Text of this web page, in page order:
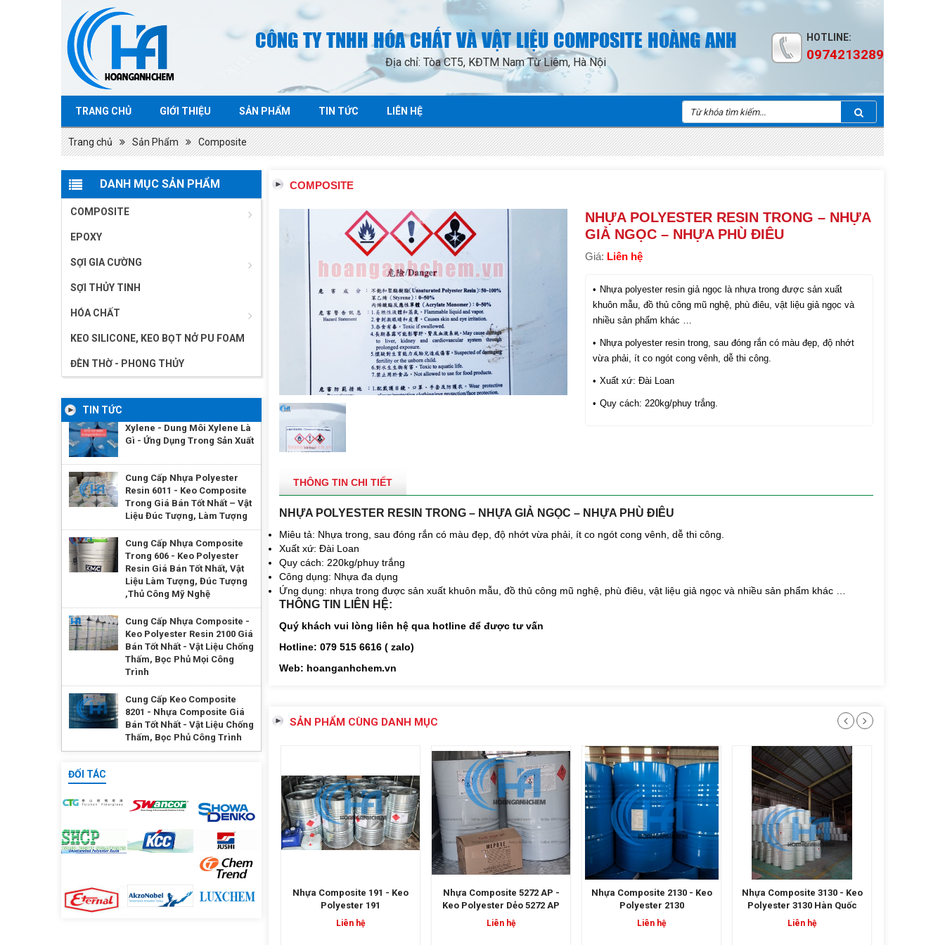
CÔNG TY TNHH HÓA CHẤT VÀ VẬT LIỆU COMPOSITE HOÀNG ANH
Địa chỉ: Tòa CT5, KĐTM Nam Từ Liêm, Hà Nội
HOTLINE:
0974213289
TRANG CHỦ GIỚI THIỆU SẢN PHẨM TIN TỨC LIÊN HỆ
Trang chủ Sản Phẩm Composite
DANH MỤC SẢN PHẨM
COMPOSITE
EPOXY
SỢI GIA CƯỜNG
SỢI THỦY TINH
HÓA CHẤT
KEO SILICONE, KEO BỌT NỞ PU FOAM
ĐÈN THỜ - PHONG THỦY
TIN TỨC
Xylene - Dung Môi Xylene Là
Gì - Ứng Dụng Trong Sản Xuất
Cung Cấp Nhựa Polyester
Resin 6011 - Keo Composite
Trong Giá Bán Tốt Nhất – Vật
Liệu Đúc Tượng, Làm Tượng
Cung Cấp Nhựa Composite
Trong 606 - Keo Polyester
Resin Giá Bán Tốt Nhất, Vật
Liệu Làm Tượng, Đúc Tượng
,Thủ Công Mỹ Nghệ
Cung Cấp Nhựa Composite -
Keo Polyester Resin 2100 Giá
Bán Tốt Nhất - Vật Liệu Chống
Thấm, Bọc Phủ Mọi Công
Trình
Cung Cấp Keo Composite
8201 - Nhựa Composite Giá
Bán Tốt Nhất - Vật Liệu Chống
Thấm, Bọc Phủ Công Trình
ĐỐI TÁC
COMPOSITE
NHỰA POLYESTER RESIN TRONG – NHỰA
GIẢ NGỌC – NHỰA PHÙ ĐIÊU
Giá: Liên hệ
Nhựa polyester resin giả ngọc là nhựa trong được sản xuất
khuôn mẫu, đồ thủ công mũ nghệ, phù điêu, vật liệu giả ngọc và
nhiều sản phẩm khác …
Nhựa polyester resin trong, sau đóng rắn có màu đẹp, độ nhớt
vừa phải, ít co ngót cong vênh, dễ thi công.
Xuất xứ: Đài Loan
Quy cách: 220kg/phuy trắng.
THÔNG TIN CHI TIẾT
NHỰA POLYESTER RESIN TRONG – NHỰA GIẢ NGỌC – NHỰA PHÙ ĐIÊU
Miêu tả: Nhựa trong, sau đóng rắn có màu đẹp, độ nhớt vừa phải, ít co ngót cong vênh, dễ thi công.
Xuất xứ: Đài Loan
Quy cách: 220kg/phuy trắng
Công dụng: Nhựa đa dụng
Ứng dụng: nhựa trong được sản xuất khuôn mẫu, đồ thủ công mũ nghệ, phù điêu, vật liệu giả ngọc và nhiều sản phẩm khác …
THÔNG TIN LIÊN HỆ:
Quý khách vui lòng liên hệ qua hotline để được tư vấn
Hotline: 079 515 6616 ( zalo)
Web: hoanganhchem.vn
SẢN PHẨM CÙNG DANH MỤC
Nhựa Composite 191 - Keo
Polyester 191
Nhựa Composite 5272 AP -
Keo Polyester Dẻo 5272 AP
Liên hệ
Nhựa Composite 2130 - Keo
Polyester 2130
Liên hệ
Nhựa Composite 3130 - Keo
Polyester 3130 Hàn Quốc
Liên hệ
Nhựa Composite 191 - Keo
Polyester 191
Liên hệ
Composite 3130 - Keo
3130 Hàn Quốc